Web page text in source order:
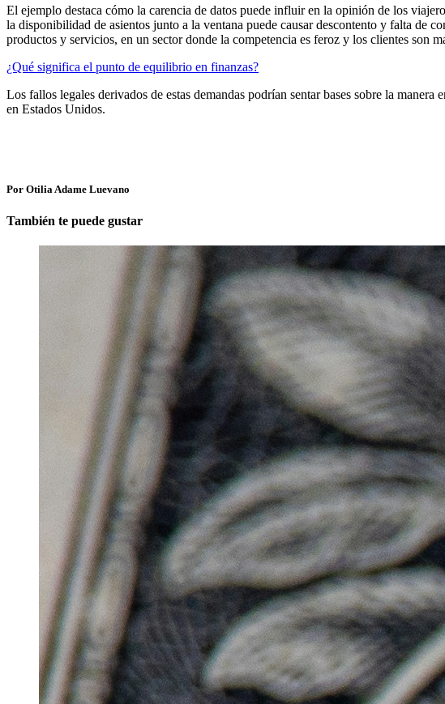
El ejemplo destaca cómo la carencia de datos puede influir en la opinión de los
la disponibilidad de asientos junto a la ventana puede causar descontento y falta de
productos y servicios, en un sector donde la competencia es feroz y los clientes son
¿Qué significa el punto de equilibrio en finanzas?
Los fallos legales derivados de estas demandas podrían sentar bases sobre la
en Estados Unidos.
Por Otilia Adame Luevano
También te puede gustar